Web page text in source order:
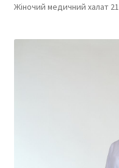
Медичні шапочки
Увесь каталог
Жіночий медичний халат